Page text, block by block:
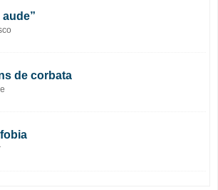
aude”
de corbata